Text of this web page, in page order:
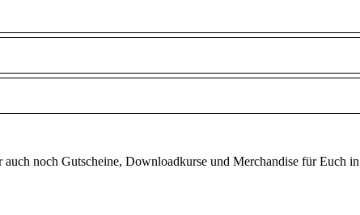
noch Gutscheine, Downloadkurse und Merchandise für Euch